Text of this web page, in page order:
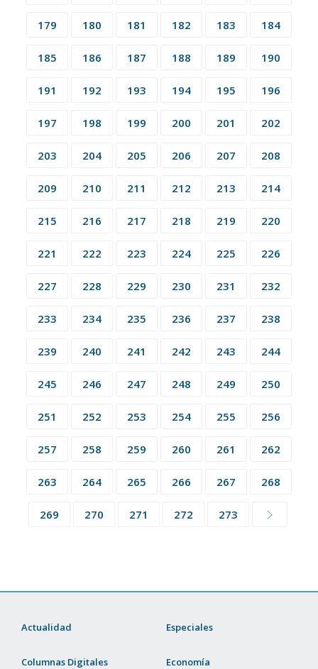
179 180 181 182 183 184
185 186 187 188 189 190
191 192 193 194 195 196
197 198 199 200 201 202
203 204 205 206 207 208
209 210 211 212 213 214
215 216 217 218 219 220
221 222 223 224 225 226
227 228 229 230 231 232
233 234 235 236 237 238
239 240 241 242 243 244
245 246 247 248 249 250
251 252 253 254 255 256
257 258 259 260 261 262
263 264 265 266 267 268
269 270 271 272 273
Actualidad
Columnas Digitales
Especiales
Economía